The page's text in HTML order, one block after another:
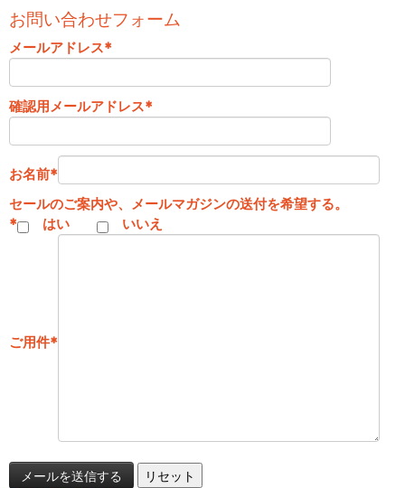
お問い合わせフォーム
メールアドレス*
確認用メールアドレス*
お名前*
セールのご案内や、メールマガジンの送付を希望する。
*
はい いいえ
ご用件*